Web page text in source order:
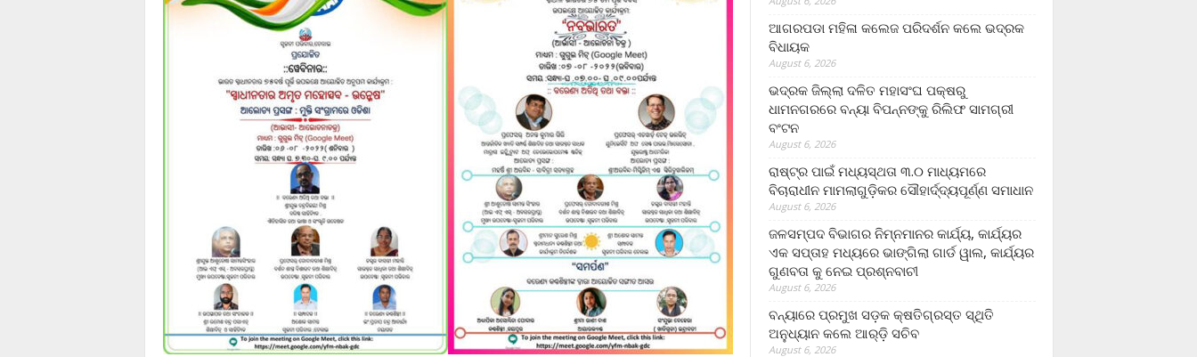
ଆଗରପଡା ମହିଳା କଲେଜ ପରିଦର୍ଶନ କଲେ ଭଦ୍ରକ
ବିଧାୟକ
August 6, 2026
ଭଦ୍ରକ ଜିଲ୍ଲା ଦଳିତ ମହାସଂଘ ପକ୍ଷରୁ
ଧାମନଗରରେ ବନ୍ୟା ବିପନ୍ନଙ୍କୁ ରିଲିଫ ସାମଗ୍ରୀ
ବଂଟନ
August 6, 2026
ରାଷ୍ଟ୍ର ପାଇଁ ମଧ୍ୟସ୍ଥତା ୩.୦ ମାଧ୍ୟମରେ
ବିଚାରାଧୀନ ମାମଲାଗୁଡ଼ିକର ସୌହାର୍ଦ୍ଦ୍ୟପୂର୍ଣ୍ଣ ସମାଧାନ
August 6, 2026
ଜଳସମ୍ପଦ ବିଭାଗର ନିମ୍ନମାନର କାର୍ଯ୍ୟ, କାର୍ଯ୍ୟର
ଏକ ସପ୍ତାହ ମଧ୍ୟରେ ଭାଙ୍ଗିଲା ଗାର୍ଡ ୱାଲ, କାର୍ଯ୍ୟର
ଗୁଣବତା କୁ ନେଇ ପ୍ରଶ୍ନବାଚୀ
August 6, 2026
ବନ୍ୟାରେ ପ୍ରମୁଖ ସଡ଼କ କ୍ଷତିଗ୍ରସ୍ତ ସ୍ଥିତି
ଅନୁଧ୍ୟାନ କଲେ ଆର୍‌ଡ଼ି ସଚିବ
August 6, 2026